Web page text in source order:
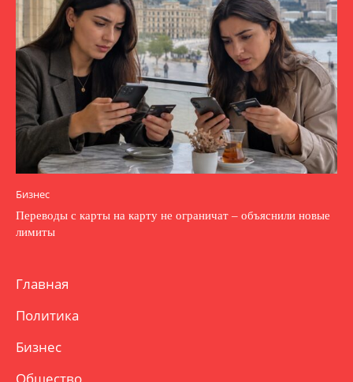
Бизнес
Переводы с карты на карту не ограничат – объяснили новые
лимиты
Главная
Политика
Бизнес